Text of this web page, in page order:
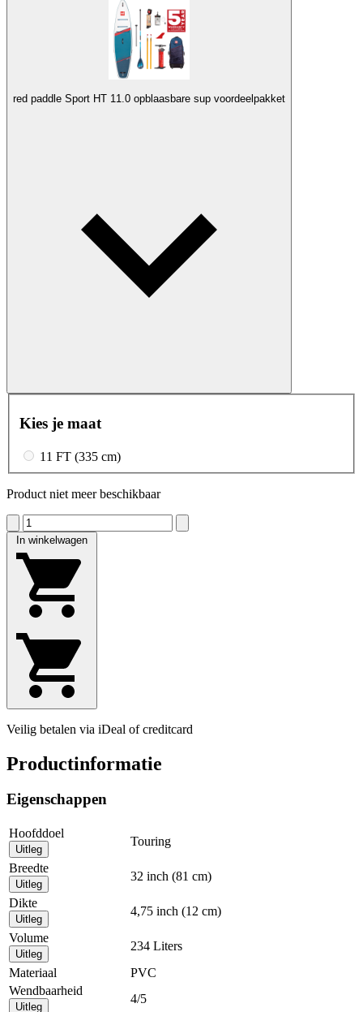
red paddle Sport HT 11.0 opblaasbare sup voordeelpakket
Kies je maat
11 FT (335 cm)
Product niet meer beschikbaar
In winkelwagen
Veilig betalen via iDeal of creditcard
Productinformatie
Eigenschappen
Hoofddoel
Uitleg
Touring
Breedte
Uitleg
32 inch (81 cm)
Dikte
Uitleg
4,75 inch (12 cm)
Volume
Uitleg
234 Liters
Materiaal
PVC
Wendbaarheid
Uitleg
4/5